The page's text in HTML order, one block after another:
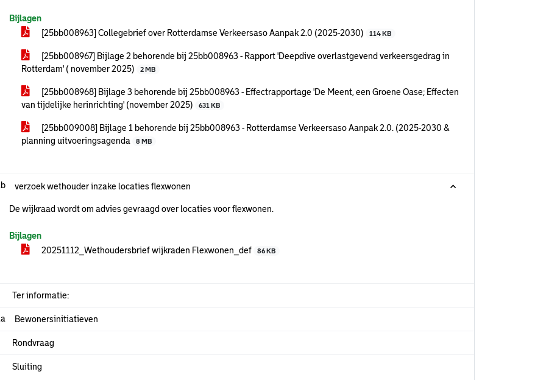
Bijlagen
[25bb008963] Collegebrief over Rotterdamse Verkeersaso Aanpak 2.0 (2025-2030)
114 KB
[25bb008967] Bijlage 2 behorende bij 25bb008963 - Rapport 'Deepdive overlastgevend verkeersgedrag in
Rotterdam' ( november 2025)
2 MB
[25bb008968] Bijlage 3 behorende bij 25bb008963 - Effectrapportage 'De Meent, een Groene Oase; Effecten
van tijdelijke herinrichting' (november 2025)
631 KB
[25bb009008] Bijlage 1 behorende bij 25bb008963 - Rotterdamse Verkeersaso Aanpak 2.0. (2025-2030 &
planning uitvoeringsagenda
8 MB
verzoek wethouder inzake locaties flexwonen
De wijkraad wordt om advies gevraagd over locaties voor flexwonen.
Bijlagen
20251112_Wethoudersbrief wijkraden Flexwonen_def
86 KB
Ter informatie:
Bewonersinitiatieven
Rondvraag
Sluiting